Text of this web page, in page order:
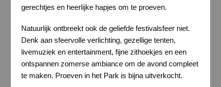
gerechtjes en heerlijke hapjes om te proeven.
Natuurlijk ontbreekt ook de geliefde festivalsfeer niet.
Denk aan sfeervolle verlichting, gezellige tenten,
livemuziek en entertainment, fijne zithoekjes en een
ontspannen zomerse ambiance om de avond compleet
te maken. Proeven in het Park is bijna uitverkocht.